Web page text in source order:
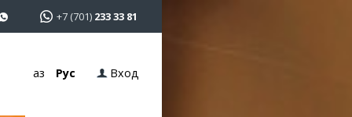
+7 (701) 233 33 81
Қаз Рус Вход